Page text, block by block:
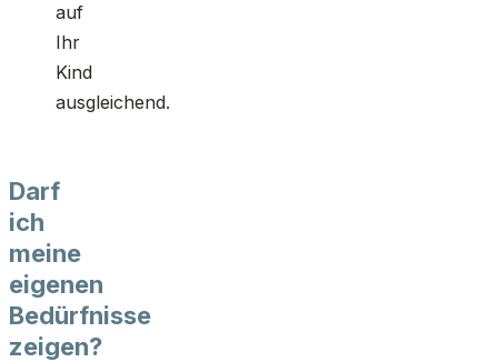
auf
Ihr
Kind
ausgleichend.
Darf
ich
meine
eigenen
Bedürfnisse
zeigen?